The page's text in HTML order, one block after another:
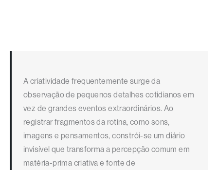
A criatividade frequentemente surge da
observação de pequenos detalhes cotidianos em
vez de grandes eventos extraordinários. Ao
registrar fragmentos da rotina, como sons,
imagens e pensamentos, constrói-se um diário
invisível que transforma a percepção comum em
matéria-prima criativa e fonte de